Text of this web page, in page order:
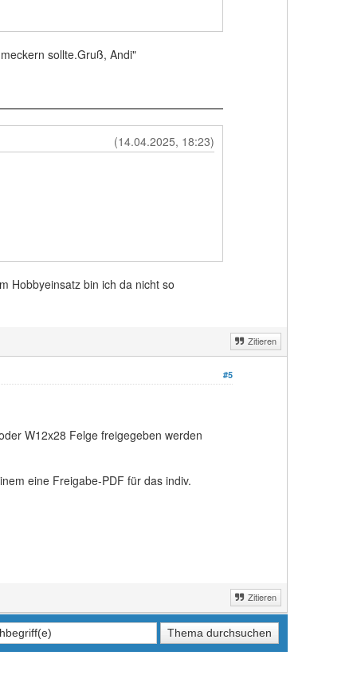
sollte.Gruß, Andi"
(14.04.2025, 18:23)
Hobbyeinsatz bin ich da nicht so
Zitieren
#5
W12x28 Felge freigegeben werden
eine Freigabe-PDF für das indiv.
Zitieren